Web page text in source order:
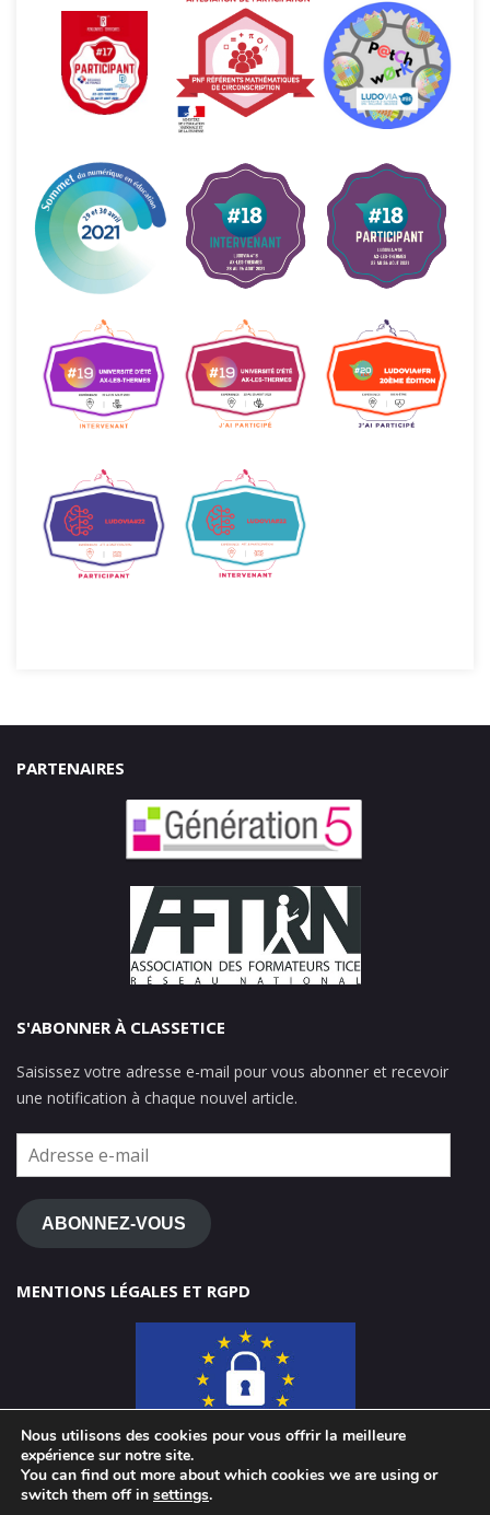
PARTENAIRES
S'ABONNER À CLASSETICE
Saisissez votre adresse e-mail pour vous abonner et recevoir
une notification à chaque nouvel article.
Adresse
e-
mail
ABONNEZ-VOUS
MENTIONS LÉGALES ET RGPD
© 2026 ClasseTICE 1d
Nous utilisons des cookies pour vous offrir la meilleure
expérience sur notre site.
You can find out more about which cookies we are using or
switch them off in settings.